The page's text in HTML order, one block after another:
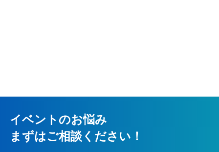
イベントのお悩み
まずはご相談ください！